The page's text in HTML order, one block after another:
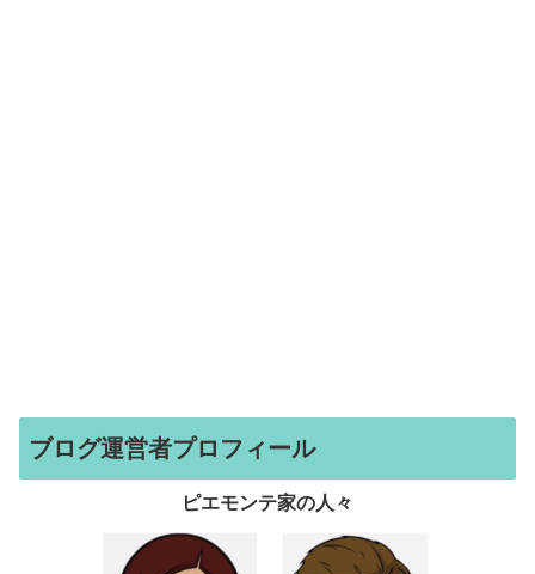
ブログ運営者プロフィール
ピエモンテ家の人々